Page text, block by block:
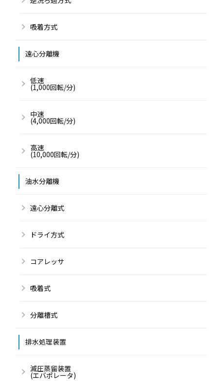
吸着方式
遠心分離機
低速
(1,000回転/分)
中速
(4,000回転/分)
高速
(10,000回転/分)
油水分離機
遠心分離式
ドライ方式
コアレッサ
吸着式
分離槽式
排水処理装置
減圧蒸留装置
(エバポレータ)